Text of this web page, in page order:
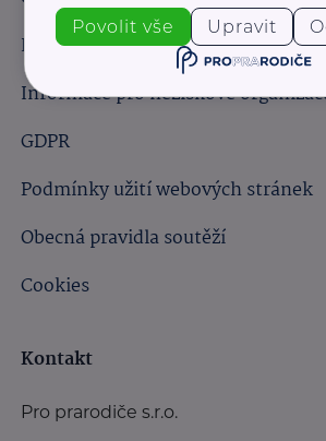
Informace pro obchodní partnery
Informace pro neziskové
GDPR
Podmínky užití webových stránek
Obecná pravidla soutěží
Cookies
Kontakt
Pro prarodiče s.r.o.
Povolit vše Upravit